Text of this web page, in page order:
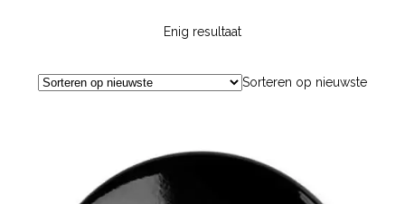
Enig resultaat
Sorteren op nieuwste